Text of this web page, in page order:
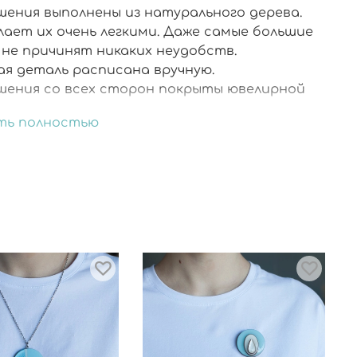
выполнены из натурального дерева.
их очень легкими. Даже самые большие
причинят никаких неудобств.
деталь расписана вручную.
со всех сторон покрыты ювелирной
из хирургической стали не вызовет ни
полностью